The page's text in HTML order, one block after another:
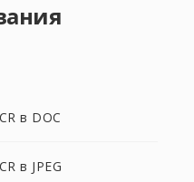
в DOC
в JPEG